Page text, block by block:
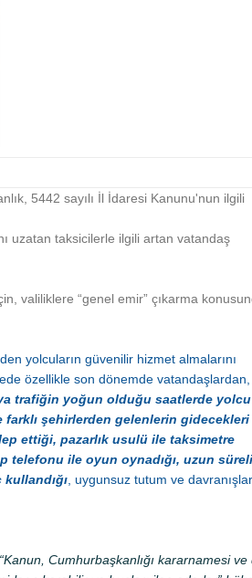
5442 sayılı İl İdaresi Kanunu'nun ilgili
uzatan taksicilerle ilgili artan vatandaş
valiliklere “genel emir” çıkarma
yolcuların güvenilir hizmet almalarını
özellikle son dönemde vatandaşlardan,
trafiğin yoğun olduğu saatlerde yolcu
farklı şehirlerden gelenlerin gidecekleri
ettiği, pazarlık usulü ile taksimetre
ile oyun oynadığı, uzun süreli
, uygunsuz tutum ve
Cumhurbaşkanlığı kararnamesi ve